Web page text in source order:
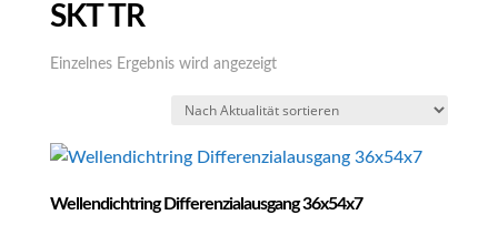
SKT TR
Einzelnes Ergebnis wird angezeigt
Wellendichtring Differenzialausgang 36x54x7